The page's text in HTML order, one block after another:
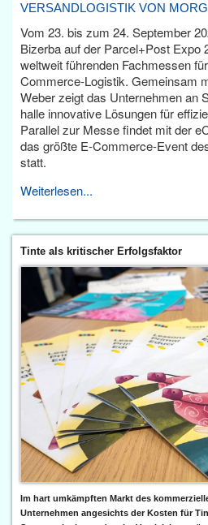
VERSANDLOGISTIK VON
Vom 23. bis zum 24. September
Bizerba auf der Parcel+Post Expo
weltweit führenden Fachmessen
Commerce-Logistik. Gemeinsam
Weber zeigt das Unternehmen an
halle innovative Lösungen für
Parallel zur Messe findet mit der
das größte E-Commerce-Event
statt.
Weiterlesen...
Tinte als kritischer Erfolgsfaktor
Im hart umkämpften Markt des
Unternehmen angesichts der Kosten für